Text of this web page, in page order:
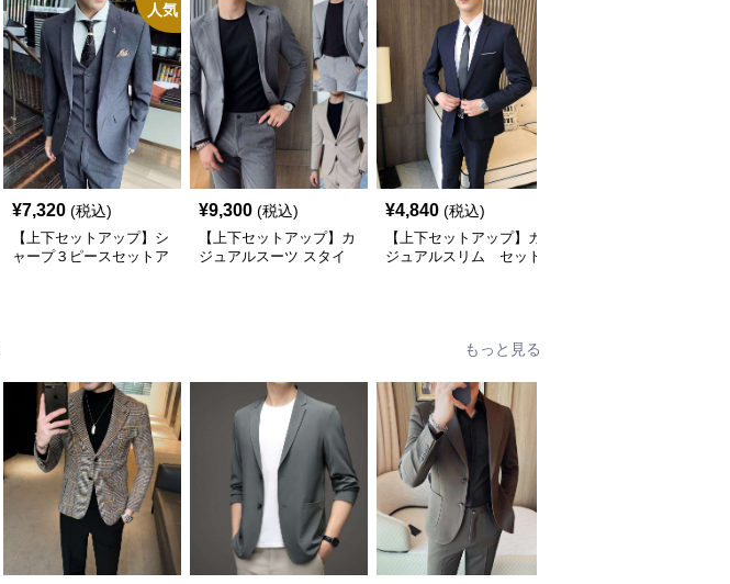
人気
¥7,320 (税込)
【上下セットアップ】シ
ャープ３ピースセットア
¥9,300 (税込)
【上下セットアップ】カ
ジュアルスーツ スタイ
¥4,840 (税込)
【上下セットアップ】カ
ジュアルスリム セット
もっと見る